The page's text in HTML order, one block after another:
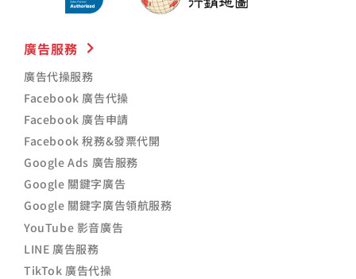
廣告服務
廣告代操服務
Facebook 廣告代操
Facebook 廣告申請
Facebook 稅務&發票代開
Google Ads 廣告服務
Google 關鍵字廣告
Google 關鍵字廣告領航服務
YouTube 影音廣告
LINE 廣告服務
TikTok 廣告代操